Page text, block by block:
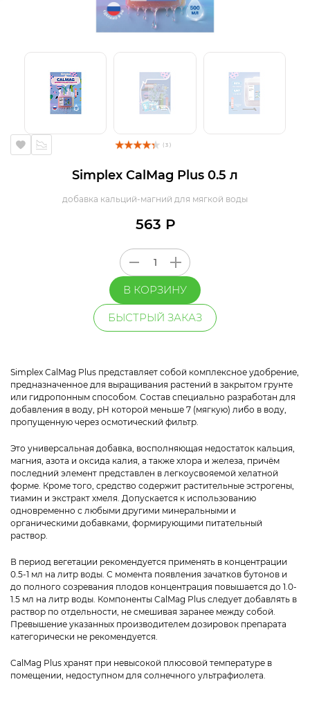
( 3 )
Simplex CalMag Plus 0.5 л
добавка кальций-магний для мягкой воды
563 Р
В КОРЗИНУ
БЫСТРЫЙ ЗАКАЗ
Simplex CalMag Plus представляет собой комплексное удобрение,
предназначенное для выращивания растений в закрытом грунте
или гидропонным способом. Состав специально разработан для
добавления в воду, pH которой меньше 7 (мягкую) либо в воду,
пропущенную через осмотический фильтр.
Это универсальная добавка, восполняющая недостаток кальция,
магния, азота и оксида калия, а также хлора и железа, причём
последний элемент представлен в легкоусвояемой хелатной
форме. Кроме того, средство содержит растительные эстрогены,
тиамин и экстракт хмеля. Допускается к использованию
одновременно с любыми другими минеральными и
органическими добавками, формирующими питательный
раствор.
В период вегетации рекомендуется применять в концентрации
0.5-1 мл на литр воды. С момента появления зачатков бутонов и
до полного созревания плодов концентрация повышается до 1.0-
1.5 мл на литр воды. Компоненты CalMag Plus следует добавлять в
раствор по отдельности, не смешивая заранее между собой.
Превышение указанных производителем дозировок препарата
категорически не рекомендуется.
CalMag Plus хранят при невысокой плюсовой температуре в
помещении, недоступном для солнечного ультрафиолета.